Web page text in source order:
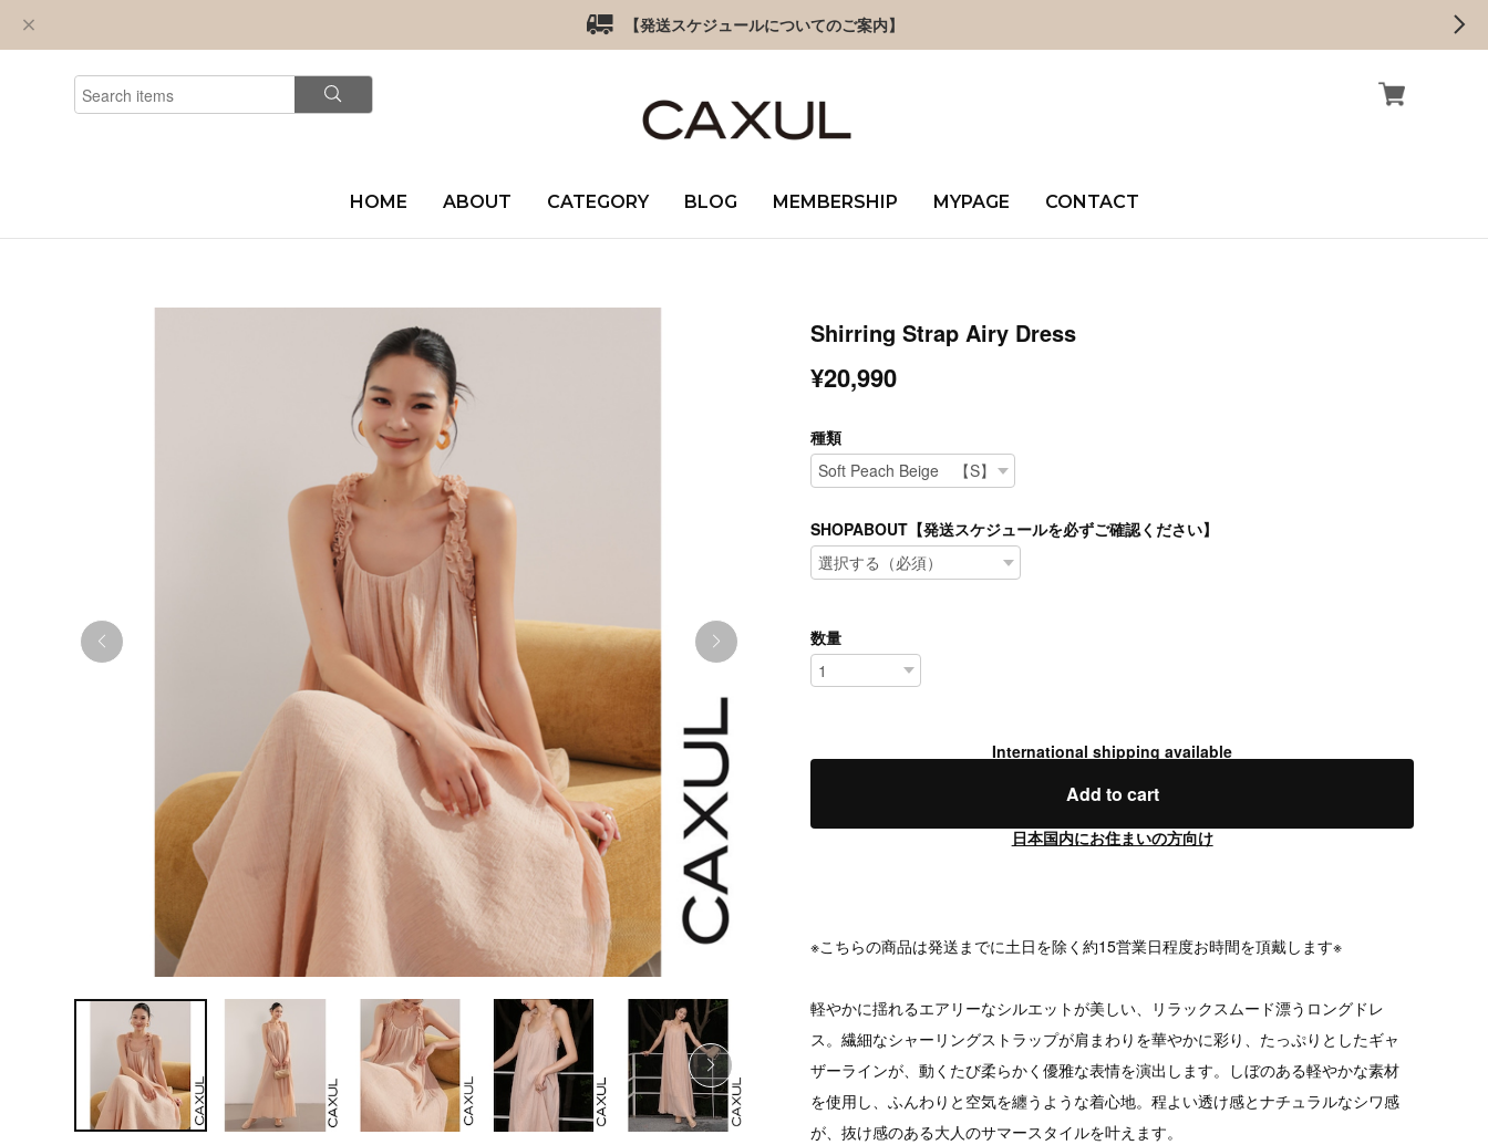
【発送スケジュールについてのご案内】
HOME ABOUT CATEGORY BLOG MEMBERSHIP MYPAGE CONTACT
Shirring Strap Airy Dress
¥20,990
種類
SHOPABOUT【発送スケジュールを必ずご確認ください】
数量
International shipping available
Add to cart
日本国内にお住まいの方向け
※こちらの商品は発送までに土日を除く約15営業日程度お時間を頂戴します※
軽やかに揺れるエアリーなシルエットが美しい、リラックスムード漂うロングドレ
ス。繊細なシャーリングストラップが肩まわりを華やかに彩り、たっぷりとしたギャ
ザーラインが、動くたび柔らかく優雅な表情を演出します。しぼのある軽やかな素材
を使用し、ふんわりと空気を纏うような着心地。程よい透け感とナチュラルなシワ感
が、抜け感のある大人のサマースタイルを叶えます。